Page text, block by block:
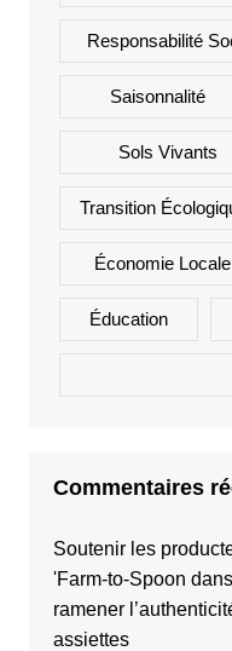
Responsabilité
Saisonnalité
Sols Vivants
Transition
Économie Locale
Éducation
Commentaires
Soutenir les
'Farm-to-Spoon dans
ramener
assiettes